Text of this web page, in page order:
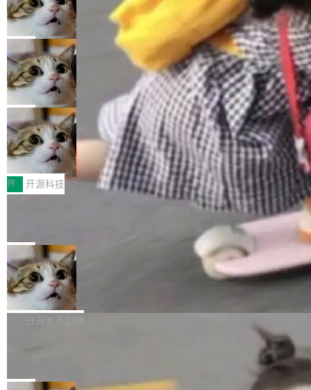
nt智能测试系统入选AI测试领域代表产品。对CI
O而言，这提示了一个转变：AI测试正在从效率
工具升级为企业的质量基础设施。 CIO面对的新
现实 过去两年，CIO们的焦虑清单上多了两项：
一是如何让大模型和智能体应用安全地从PoC走
向生产，二是如何让测试团队跟得上AI应用...
（sum type）。但他说清楚了一件事：这不是类
型系统的学术体操，是日常编码的思维方式。 文
章从一个简单的例子切入。一个网站的深色主题
设置，如果用布尔值 + 可空字段来表示——bool
ean 表示是否可切换，nullable 的默认模式、浅
色方案、深色方案——会产生大量无意义的组
合。方案缺了、配置冲突了、全 null 了。要知道
哪些组合有效，作者说，你得靠"文档、校验、或
者部落知识"。 换个写法。Rust 的 enum，两个
变体：Switchable...
Cloudflare 开源内部企业 AI 平台 Clou
dflare OS
Cloudflare 发布了一个开源项目 Cloudflare O
S。如果你只看官方博客，你会觉得这是又一
个"AI 知识库 + 聊天机器人"——每个大厂都在
做，没什么新鲜的。 但 Kenton Varda 在 Twitte
r 上把事情说清楚了： 今天我们发布了 Cloudfla
re OS，一个带连接器的聊天机器人，跟其他所
有科技公司做的一样。只不过，实际上它不一
样。这是 Sandstorm.io 的重制版，我十年前的
那个创业公司。不同的是，这次它构建在 Cloudf
lare Workers 上——我花了九年时间搭建的平台
——并且深度集成了 AI。这基本上是我十年秘密
局
Deno 团队开源 Celld，可自托管的分
布式 Durable Objects
Ryan Dahl 领导的 Deno 团队推出了最新开源项
目 Celld，一个能在自己机器上运行 Cloudflare
Workers 和 Durable Objects 的守护进程。 设
计思路很直接：每个对象是一个独立的 SQLite
数据库，按名称寻址，复制到你自己的 S3 兼容
存储库里。节点之间只通过这个存储库协调——
没有控制平面，没有共识协议。每个对象自带一
个小型数据库，应用天然按分片构建，单个数据
库的竞争和爆炸半径问题在设计层面就被消除
了。 闲置的 cell 会休眠到几乎不占资源。当 cel
l 迁移或唤醒时，新宿主从 S3 恢复 SQLite 数据
库继续执行。存储库是持久化的唯一真相...
局
鲁大师7月新机性能/流畅/AI榜：vivo夺
性能、流畅双第一，三星Galaxy Z系列
新折叠缺席
2026年7月的手机市场，由于存储等硬件成本暴
增，手机厂商的日子也不好过啊，新机速度明显
放缓，因此硝烟味淡了许多。新机参数规格除开
高价的三星折叠（三星Galaxy Z Fold8 Ultra / Z
Fold8 / Z Flip8）外，其余要么是中低端机器，
例如iQOO Z11i、REDMI Note 17、REDMI No
te 17 Pro、OPPO K15，要么是vivo X300 E这
样的次旗舰。 Galaxy Z Fold8 Ultra / Z Fold8 /
Z Flip8三款折叠屏新机均在7月22日发布，且全
部搭载骁龙8 Elite Gen5 for Galaxy，它们本该
开 开源科技
Zed 编辑器团队发布了新项目——DeltaDB，一
个在 git commit 之间记录每一次编辑操作的版
本控制系统。目前处于 Early Access 阶段。 De
ltaDB 的核心思路直接写在 landing page 最显
眼的位置：「Software is made between com
mits」——软件是在 commit 之间写出来的。git
是把这段空隙补上。 回退到任何一次编辑：Delt
局
SpaceXAI 单季资本开支达 183 亿美元
根据风险投资人Tomer Tunguz 博客（VC 分
析）披露的最新分析与第二季度业绩报告，Spac
微软同期总资本开支的四成。 与亚马逊、Alpha
白开水不加糖
一个在终端里运行的编程 agent；Muse Spark